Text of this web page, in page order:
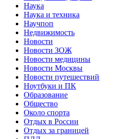
Наука
Наука и техника
Научпоп
Недвижимость
Новости
Новости ЗОЖ
Новости медицины
Новости Москвы
Новости путешествий
Ноутбуки и ПК
Образование
Общество
Около спорта
Отдых в России
Отдых за границей